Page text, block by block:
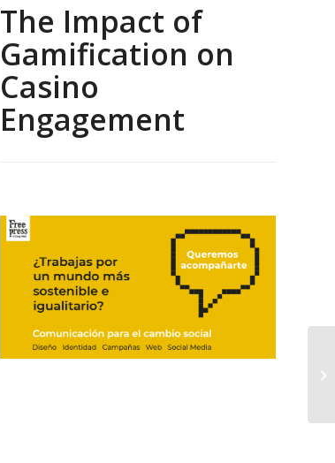
The Impact of
Gamification on
Casino
Engagement